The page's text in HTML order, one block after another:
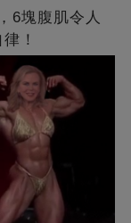
6塊腹肌令人
！